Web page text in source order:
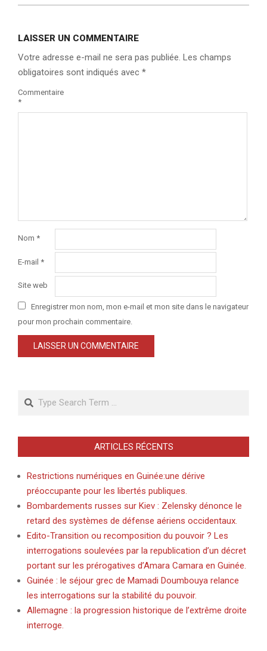
LAISSER UN COMMENTAIRE
Votre adresse e-mail ne sera pas publiée. Les champs
obligatoires sont indiqués avec *
Commentaire
*
Nom *
E-mail *
Site web
Enregistrer mon nom, mon e-mail et mon site dans le navigateur
pour mon prochain commentaire.
ARTICLES RÉCENTS
Restrictions numériques en Guinée:une dérive
préoccupante pour les libertés publiques.
Bombardements russes sur Kiev : Zelensky dénonce le
retard des systèmes de défense aériens occidentaux.
Edito-Transition ou recomposition du pouvoir ? Les
interrogations soulevées par la republication d’un décret
portant sur les prérogatives d’Amara Camara en Guinée.
Guinée : le séjour grec de Mamadi Doumbouya relance
les interrogations sur la stabilité du pouvoir.
Allemagne : la progression historique de l’extrême droite
interroge.